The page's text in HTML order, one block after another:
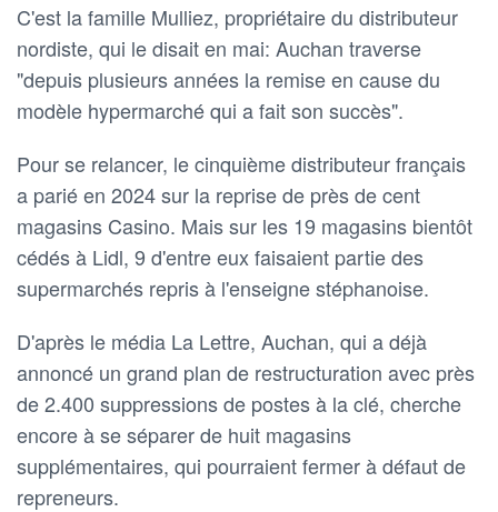
C'est la famille Mulliez, propriétaire du distributeur
nordiste, qui le disait en mai: Auchan traverse
"depuis plusieurs années la remise en cause du
modèle hypermarché qui a fait son succès".
Pour se relancer, le cinquième distributeur français
a parié en 2024 sur la reprise de près de cent
magasins Casino. Mais sur les 19 magasins bientôt
cédés à Lidl, 9 d'entre eux faisaient partie des
supermarchés repris à l'enseigne stéphanoise.
D'après le média La Lettre, Auchan, qui a déjà
annoncé un grand plan de restructuration avec près
de 2.400 suppressions de postes à la clé, cherche
encore à se séparer de huit magasins
supplémentaires, qui pourraient fermer à défaut de
repreneurs.